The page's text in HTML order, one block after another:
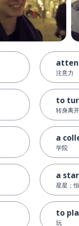
注意力
to
转身离开
a
学院
a star
星星；
to
玩